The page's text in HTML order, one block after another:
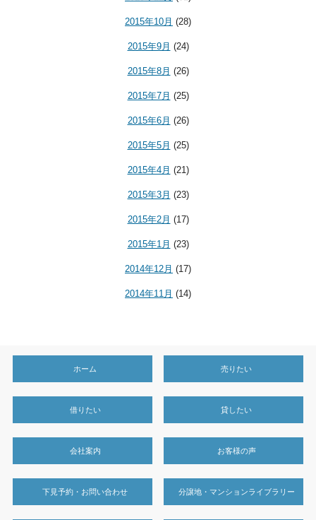
2015年10月 (28)
2015年9月 (24)
2015年8月 (26)
2015年7月 (25)
2015年6月 (26)
2015年5月 (25)
2015年4月 (21)
2015年3月 (23)
2015年2月 (17)
2015年1月 (23)
2014年12月 (17)
2014年11月 (14)
ホーム 売りたい
借りたい 貸したい
会社案内 お客様の声
下見予約・お問い合わせ 分譲地・マンションライブラリー